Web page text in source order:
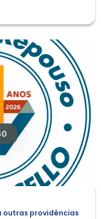
outras providências